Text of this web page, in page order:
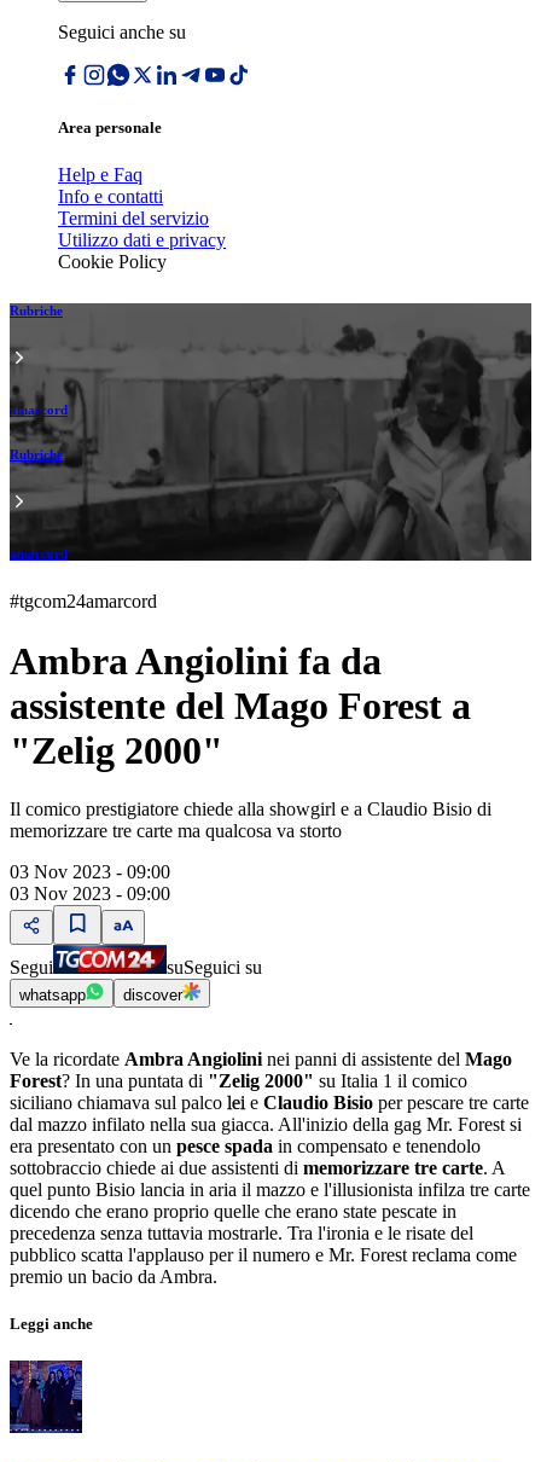
Seguici anche su
Area personale
Help e Faq
Info e contatti
Termini del servizio
Utilizzo dati e privacy
Cookie Policy
Rubriche
amarcord
Rubriche
amarcord
#tgcom24amarcord
Ambra Angiolini fa da
assistente del Mago Forest a
"Zelig 2000"
Il comico prestigiatore chiede alla showgirl e a Claudio Bisio di
memorizzare tre carte ma qualcosa va storto
03 Nov 2023 - 09:00
03 Nov 2023 - 09:00
Segui suSeguici su
whatsapp discover
Ve la ricordate Ambra Angiolini nei panni di assistente del Mago
Forest? In una puntata di "Zelig 2000" su Italia 1 il comico
siciliano chiamava sul palco lei e Claudio Bisio per pescare tre carte
dal mazzo infilato nella sua giacca. All'inizio della gag Mr. Forest si
era presentato con un pesce spada in compensato e tenendolo
sottobraccio chiede ai due assistenti di memorizzare tre carte. A
quel punto Bisio lancia in aria il mazzo e l'illusionista infilza tre carte
dicendo che erano proprio quelle che erano state pescate in
precedenza senza tuttavia mostrarle. Tra l'ironia e le risate del
pubblico scatta l'applauso per il numero e Mr. Forest reclama come
premio un bacio da Ambra.
Leggi anche